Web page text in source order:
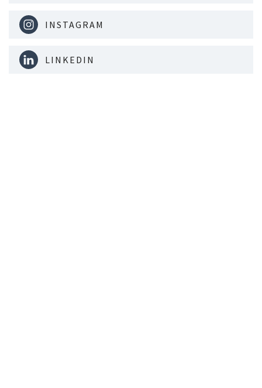
INSTAGRAM
LINKEDIN